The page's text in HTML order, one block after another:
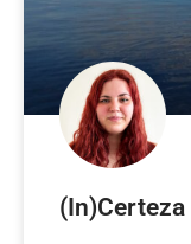
(In)Certeza